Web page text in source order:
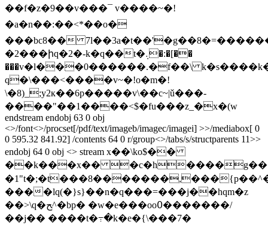
��f�z�9��v���¯ v����~�!
�a�n��:��<*��о�
���bc8��
�2���իq�2�-k�q��t�܉�:�[��
���v�l���0������.�f��\
q�\���<����v~�!o�m�!
\�8)_;y2к��6p�����v\��c~|ǔ���-
����"��1����<$�fu���z_�x�(w
endstream endobj 63 0 obj
<>/font<>/procset[/pdf/text/imageb/imagec/imagei] >>/mediabox[ 0
0 595.32 841.92] /contents 64 0 r/group<>/tabs/s/structparents 11>>
endobj 64 0 obj <> stream x��\ko$��
����lq(�}s}��n�q���=���j��hqm�z
��>\q�ﺢ^�bp� �w�e���oo߀�������/
��j�� ����t�߹�k�e�{\���7�